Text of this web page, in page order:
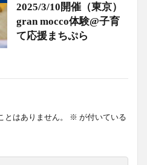
2025/3/10開催（東京）
gran mocco体験@子育
て応援まちぷら
はありません。 ※ が付いている